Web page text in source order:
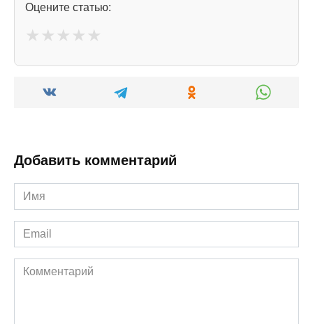
Оцените статью:
★ ★ ★ ★ ★
Добавить комментарий
Имя
*
Email
*
Комментарий